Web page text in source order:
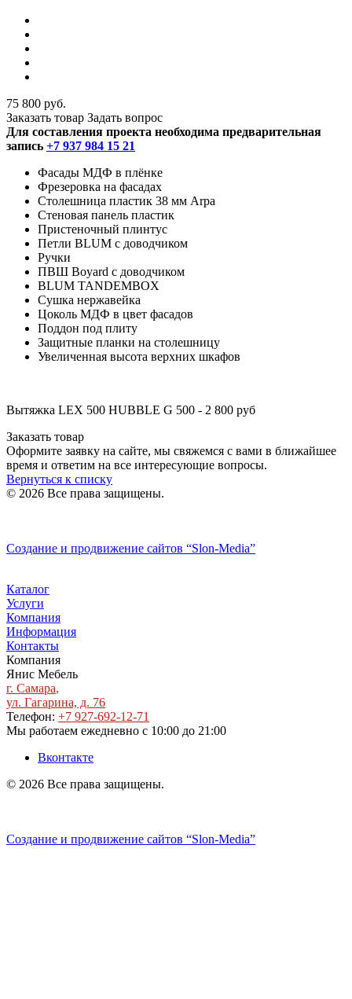
75 800 руб.
Заказать товар Задать вопрос
Для составления проекта необходима предварительная
запись +7 937 984 15 21
Фасады МДФ в плёнке
Фрезеровка на фасадах
Столешница пластик 38 мм Arpa
Стеновая панель пластик
Пристеночный плинтус
Петли BLUM с доводчиком
Ручки
ПВШ Boyard с доводчиком
BLUM TANDEMBOX
Сушка нержавейка
Цоколь МДФ в цвет фасадов
Поддон под плиту
Защитные планки на столешницу
Увеличенная высота верхних шкафов
Вытяжка LEX 500 HUBBLE G 500 - 2 800 руб
Заказать товар
Оформите заявку на сайте, мы свяжемся с вами в ближайшее
время и ответим на все интересующие вопросы.
Вернуться к списку
© 2026 Все права защищены.
Создание и продвижение сайтов “Slon-Media”
Каталог
Услуги
Компания
Информация
Контакты
Компания
Янис Мебель
г. Самара,
ул. Гагарина, д. 76
Телефон: +7 927-692-12-71
Мы работаем ежедневно с 10:00 до 21:00
Вконтакте
© 2026 Все права защищены.
Создание и продвижение сайтов “Slon-Media”